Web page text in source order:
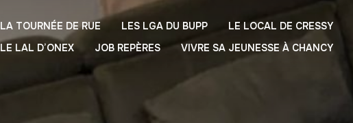
LA TOURNÉE DE RUE LES LGA DU BUPP LE LOCAL DE CRESSY
LE LAL D’ONEX
JOB REPÈRES VIVRE SA JEUNESSE À CHANCY